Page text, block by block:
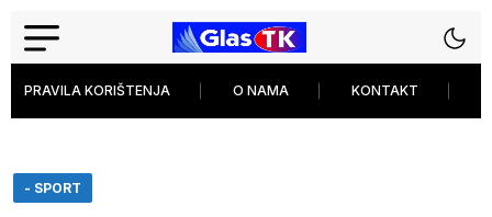
PRAVILA KORIŠTENJA O NAMA KONTAKT
- SPORT